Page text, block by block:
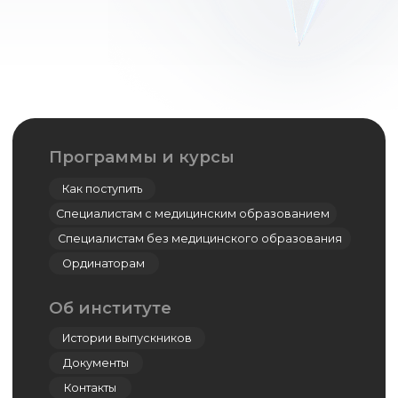
Кадаверный центр
технологий
образование
Лингвистический центр